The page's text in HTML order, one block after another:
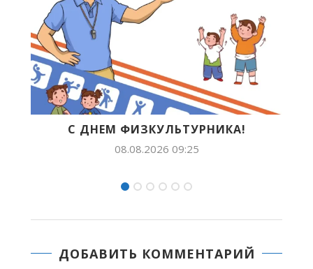
В ЯКУТСКЕ ПРОЙДЕТ ВСЕРОССИЙСКИЙ
ДЕНЬ ФИЗКУЛЬТУРНИКА
ДОБАВИТЬ КОММЕНТАРИЙ